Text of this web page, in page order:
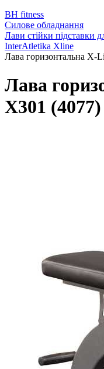
BH fitness
Силове обладнання
Лави стійки підставки
InterAtletika Xline
Лава горизонтальна X-
Лава
X301 (4077)